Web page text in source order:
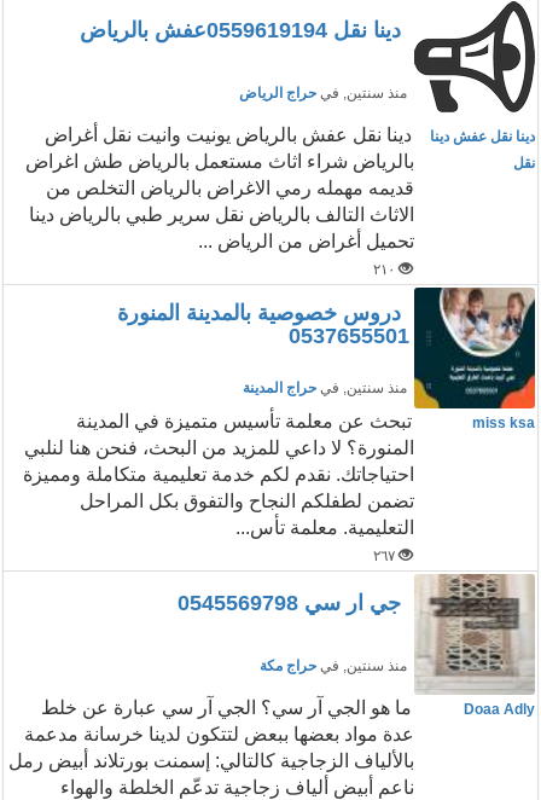
دينا نقل 0559619194عفش بالرياض
منذ سنتين, في حراج الرياض
دينا نقل عفش دينا
نقل
دينا نقل عفش بالرياض يونيت وانيت نقل أغراض
بالرياض شراء اثاث مستعمل بالرياض طش اغراض
قديمه مهمله رمي الاغراض بالرياض التخلص من
الاثاث التالف بالرياض نقل سرير طبي بالرياض دينا
تحميل أغراض من الرياض ...
٢١٠
دروس خصوصية بالمدينة المنورة
0537655501
منذ سنتين, في حراج المدينة
miss ksa
تبحث عن معلمة تأسيس متميزة في المدينة
المنورة؟ لا داعي للمزيد من البحث، فنحن هنا لنلبي
احتياجاتك. نقدم لكم خدمة تعليمية متكاملة ومميزة
تضمن لطفلكم النجاح والتفوق بكل المراحل
التعليمية. معلمة تأس...
٢٦٧
جي ار سي 0545569798
منذ سنتين, في حراج مكة
Doaa Adly
ما هو الجي آر سي؟ الجي آر سي عبارة عن خلط
عدة مواد بعضها ببعض لتتكون لدينا خرسانة مدعمة
بالألياف الزجاجية كالتالي: إسمنت بورتلاند أبيض رمل
ناعم أبيض ألياف زجاجية تدعّم الخلطة والهواء